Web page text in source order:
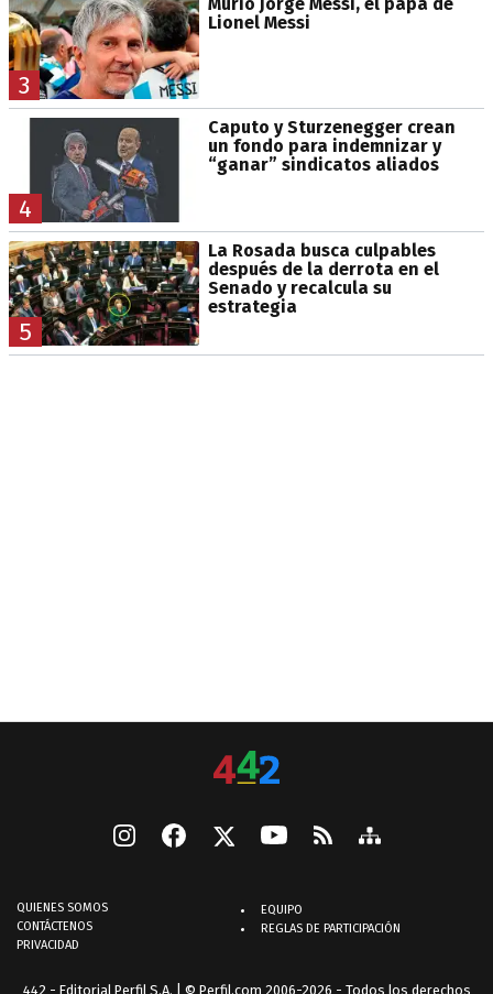
3
Murió Jorge Messi, el papá de
Lionel Messi
4
Caputo y Sturzenegger crean
un fondo para indemnizar y
“ganar” sindicatos aliados
5
La Rosada busca culpables
después de la derrota en el
Senado y recalcula su
estrategia
QUIENES SOMOS
CONTÁCTENOS
PRIVACIDAD
EQUIPO
REGLAS DE PARTICIPACIÓN
442 - Editorial Perfil S.A. | © Perfil.com 2006-2026 - Todos los derechos